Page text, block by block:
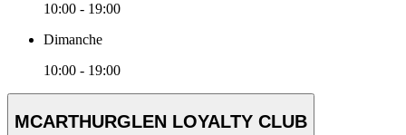
10:00 - 19:00
Dimanche
10:00 - 19:00
MCARTHURGLEN LOYALTY CLUB